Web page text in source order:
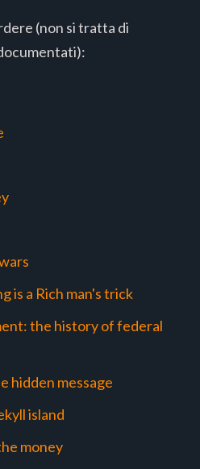
(non si tratta di
is a Rich man's trick
the history of federal
hidden message
island
money